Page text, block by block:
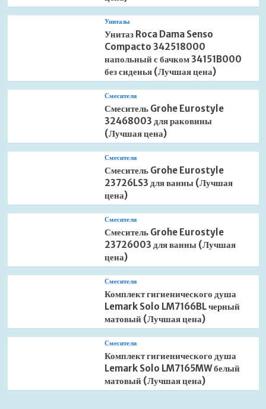
Унитазы
Унитаз Roca Dama Senso
Compacto 342518000
напольный с бачком 34151B000
без сиденья (Лучшая цена)
Смесители
Смеситель Grohe Eurostyle
32468003 для раковины
(Лучшая цена)
Смесители
Смеситель Grohe Eurostyle
23726LS3 для ванны (Лучшая
цена)
Смесители
Смеситель Grohe Eurostyle
23726003 для ванны (Лучшая
цена)
Смесители
Комплект гигиенического душа
Lemark Solo LM7166BL черный
матовый (Лучшая цена)
Смесители
Комплект гигиенического душа
Lemark Solo LM7165MW белый
матовый (Лучшая цена)